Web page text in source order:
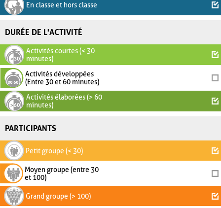
En classe et hors classe
DURÉE DE L'ACTIVITÉ
Activités courtes (< 30
minutes)
Activités développées
(Entre 30 et 60 minutes)
Activités élaborées (> 60
minutes)
PARTICIPANTS
Petit groupe (< 30)
Moyen groupe (entre 30
et 100)
Grand groupe (> 100)